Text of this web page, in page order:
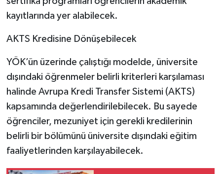
kayıtlarında yer alabilecek.
AKTS Kredisine Dönüşebilecek
YÖK’ün üzerinde çalıştığı modelde, üniversite
dışındaki öğrenmeler belirli kriterleri karşılaması
halinde Avrupa Kredi Transfer Sistemi (AKTS)
kapsamında değerlendirilebilecek. Bu sayede
öğrenciler, mezuniyet için gerekli kredilerinin
belirli bir bölümünü üniversite dışındaki eğitim
faaliyetlerinden karşılayabilecek.